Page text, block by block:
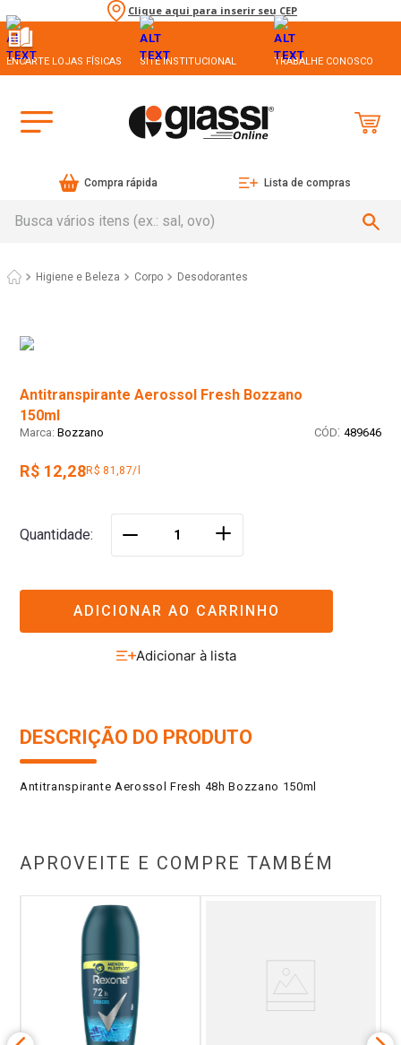
Clique aqui para inserir seu CEP
ENCARTE LOJAS FÍSICAS SITE INSTITUCIONAL TRABALHE CONOSCO
Compra rápida Lista de compras
Higiene e Beleza Corpo Desodorantes
Antitranspirante Aerossol Fresh Bozzano
150ml
Bozzano : 489646
R$ 12,28R$ 81,87/l
Quantidade ＋
ADICIONAR AO CARRINHO
DESCRIÇÃO DO PRODUTO
Antitranspirante Aerossol Fresh 48h Bozzano 150ml
APROVEITE E COMPRE TAMBÉM